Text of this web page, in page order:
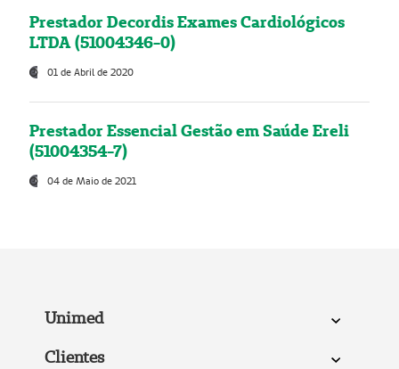
Prestador Decordis Exames Cardiológicos
LTDA (51004346-0)
01 de Abril de 2020
Prestador Essencial Gestão em Saúde Ereli
(51004354-7)
04 de Maio de 2021
Unimed
Clientes